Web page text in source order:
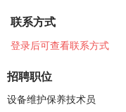
联系方式
登录后可查看联系方式
招聘职位
设备维护保养技术员